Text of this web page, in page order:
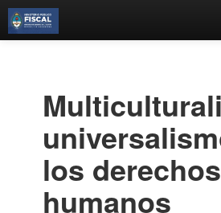
Estantes Virtuales
Contacto
los derechos
humanos